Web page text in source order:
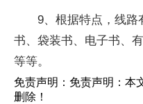
9、根据特点，线路
书、袋装书、电子书、
等等。
免责声明：免责声明：本
删除！